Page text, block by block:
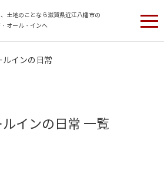
土地のことなら滋賀県近江八幡市の
オール・インへ
ルインの日常
インの日常 一覧